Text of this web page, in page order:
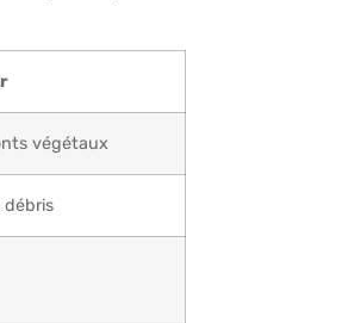
végétaux